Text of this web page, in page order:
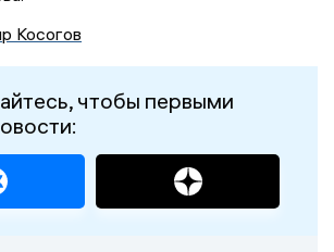
Косогов
чтобы первыми